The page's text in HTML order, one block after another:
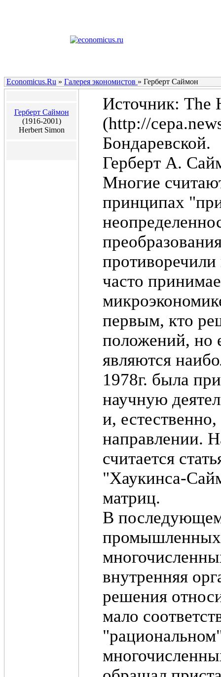
Economicus.Ru » Галерея экономистов » Герберт Саймон
Герберт Саймон
(1916-2001)
Herbert Simon
Источник: The
(http://
Бондаревской.
Герберт А.
Многие
принципах
часто
первым, кто
положений, но
являются
1978г. была
научную
и,
направлении.
считается
"Хаукинса-
матриц.
В
промышленных
внутренняя
решения
мало